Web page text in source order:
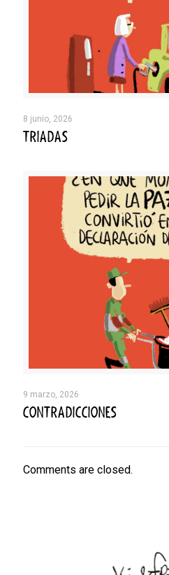
8 junio, 2026
TRIADAS
9 marzo, 2026
CONTRADICCIONES
Comments are closed.